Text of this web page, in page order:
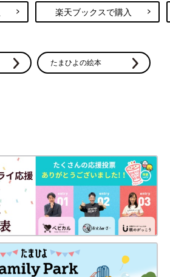
楽天ブックスで購入
たまひよの絵本